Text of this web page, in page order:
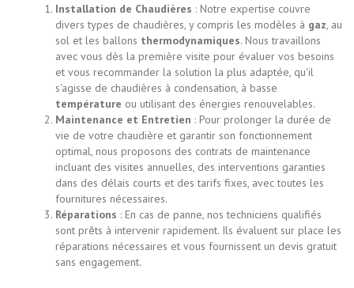
Installation de Chaudières : Notre expertise couvre
divers types de chaudières, y compris les modèles à gaz, au
sol et les ballons thermodynamiques. Nous travaillons
avec vous dès la première visite pour évaluer vos besoins
et vous recommander la solution la plus adaptée, qu'il
s'agisse de chaudières à condensation, à basse
température ou utilisant des énergies renouvelables.
Maintenance et Entretien : Pour prolonger la durée de
vie de votre chaudière et garantir son fonctionnement
optimal, nous proposons des contrats de maintenance
incluant des visites annuelles, des interventions garanties
dans des délais courts et des tarifs fixes, avec toutes les
fournitures nécessaires.
Réparations : En cas de panne, nos techniciens qualifiés
sont prêts à intervenir rapidement. Ils évaluent sur place les
réparations nécessaires et vous fournissent un devis gratuit
sans engagement.